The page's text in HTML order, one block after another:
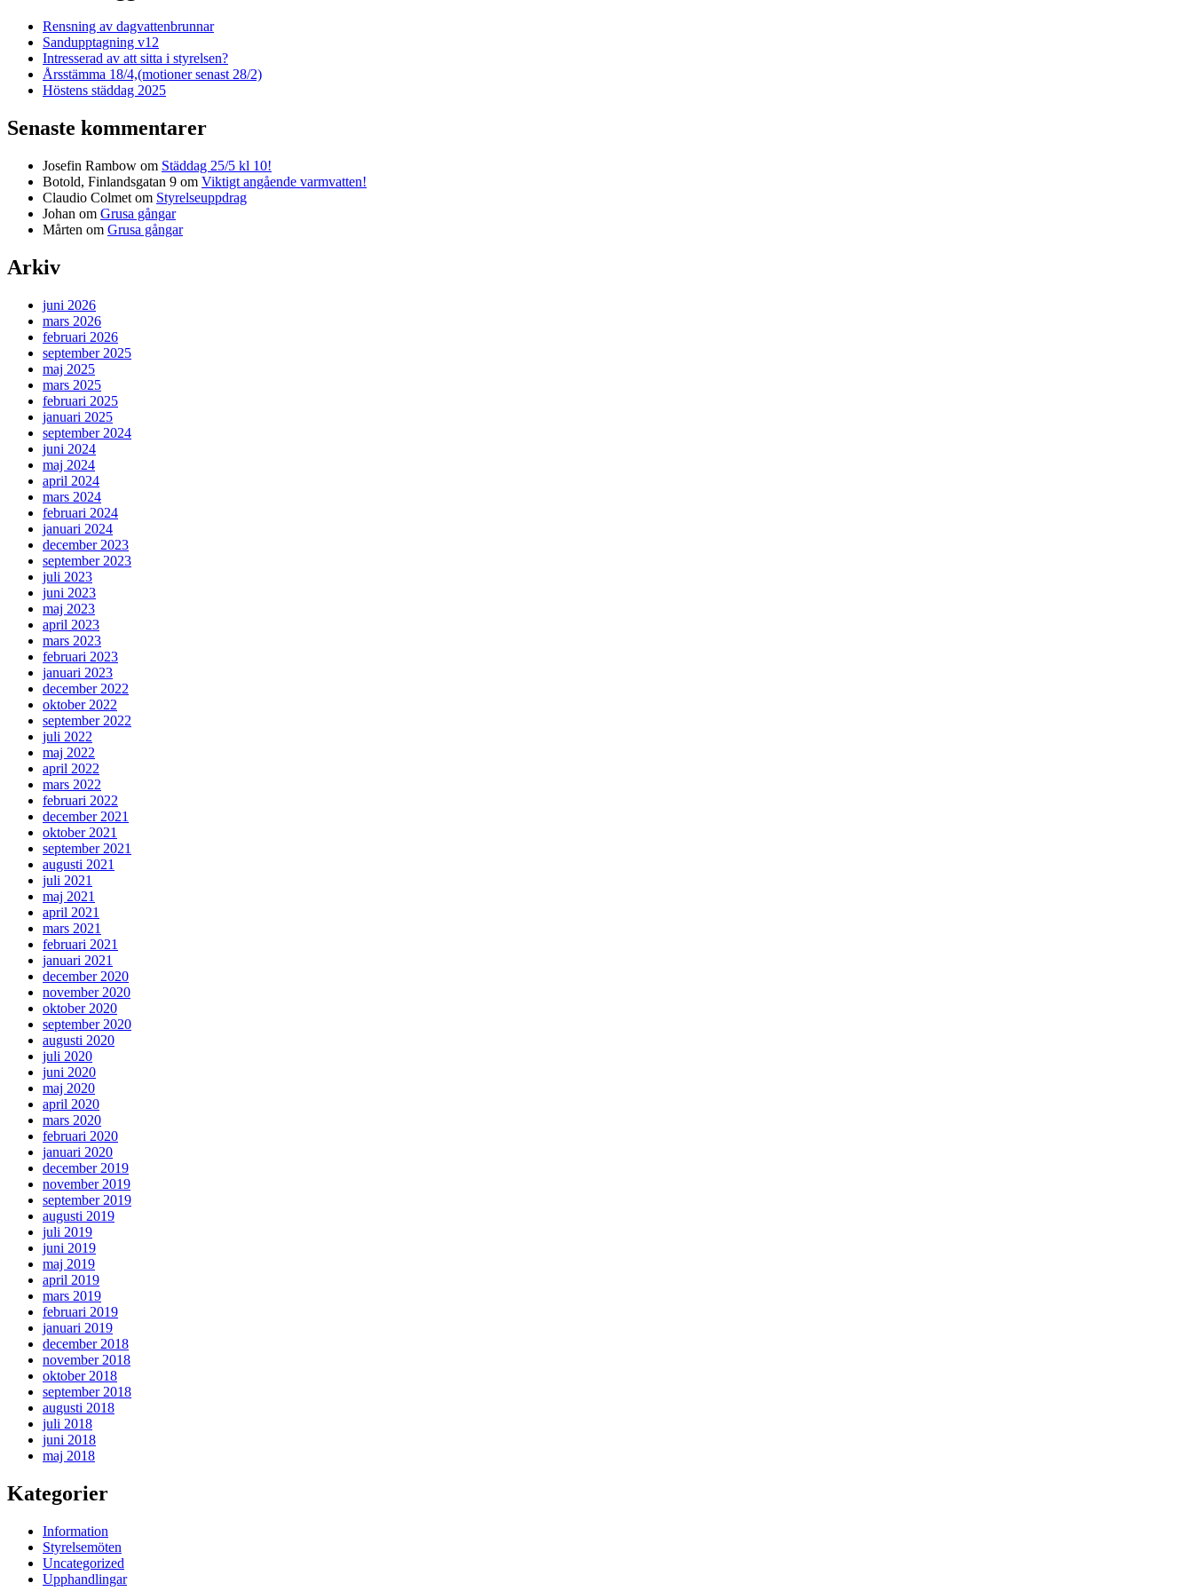
Rensning av dagvattenbrunnar
Sandupptagning v12
Intresserad av att sitta i styrelsen?
Årsstämma 18/4,(motioner senast 28/2)
Höstens städdag 2025
Senaste kommentarer
Josefin Rambow om Städdag 25/5 kl 10!
Botold, Finlandsgatan 9 om Viktigt angående varmvatten!
Claudio Colmet om Styrelseuppdrag
Johan om Grusa gångar
Mårten om Grusa gångar
Arkiv
juni 2026
mars 2026
februari 2026
september 2025
maj 2025
mars 2025
februari 2025
januari 2025
september 2024
juni 2024
maj 2024
april 2024
mars 2024
februari 2024
januari 2024
december 2023
september 2023
juli 2023
juni 2023
maj 2023
april 2023
mars 2023
februari 2023
januari 2023
december 2022
oktober 2022
september 2022
juli 2022
maj 2022
april 2022
mars 2022
februari 2022
december 2021
oktober 2021
september 2021
augusti 2021
juli 2021
maj 2021
april 2021
mars 2021
februari 2021
januari 2021
december 2020
november 2020
oktober 2020
september 2020
augusti 2020
juli 2020
juni 2020
maj 2020
april 2020
mars 2020
februari 2020
januari 2020
december 2019
november 2019
september 2019
augusti 2019
juli 2019
juni 2019
maj 2019
april 2019
mars 2019
februari 2019
januari 2019
december 2018
november 2018
oktober 2018
september 2018
augusti 2018
juli 2018
juni 2018
maj 2018
Kategorier
Information
Styrelsemöten
Uncategorized
Upphandlingar